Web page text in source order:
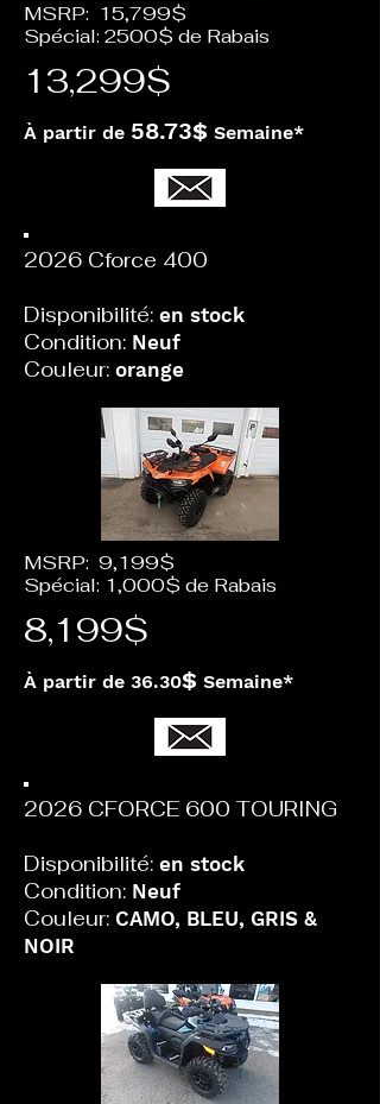
MSRP: 15,799$
Spécial: 2500$ de Rabais
13,299$
À partir de 58.73$ Semaine*
2026 Cforce 400
Disponibilité: en stock
Condition: Neuf
Couleur: orange
MSRP: 9,199$
Spécial: 1,000$ de Rabais
8,199$
À partir de 36.30$ Semaine*
2026 CFORCE 600 TOURING
Disponibilité: en stock
Condition: Neuf
Couleur: CAMO, BLEU, GRIS &
NOIR